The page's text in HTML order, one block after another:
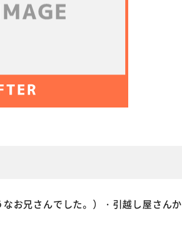
お兄さんでした。）・引越し屋さんか